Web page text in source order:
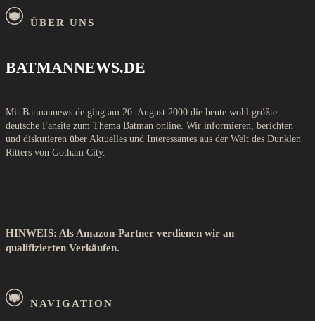
ÜBER UNS
BATMANNEWS.DE
Mit Batmannews.de ging am 20. August 2000 die heute wohl größte
deutsche Fansite zum Thema Batman online. Wir informieren, berichten
und diskutieren über Aktuelles und Interessantes aus der Welt des Dunklen
Ritters von Gotham City.
HINWEIS: Als Amazon-Partner verdienen wir an
qualifizierten Verkäufen.
NAVIGATION